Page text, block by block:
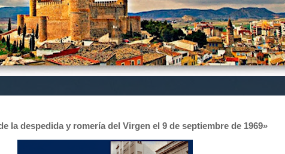
la despedida y romería del Virgen el 9 de septiembre de 1969»